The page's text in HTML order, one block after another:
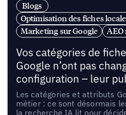
Blogs
Optimisation des fiches
Marketing sur Google
AEO
Vos catégories de
Google n’ont pas
configuration – leur
Les catégories et attributs
métier : ce sont désormais
la recherche IA lit pour